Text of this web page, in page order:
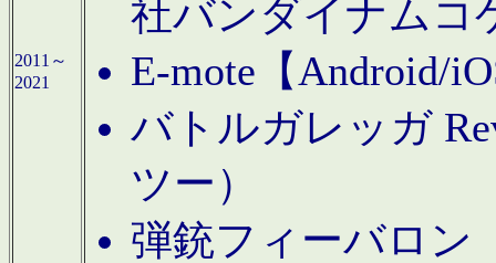
2011～
2021
社バンダイナムコ
E-mote【Android/
バトルガレッガ
ツー）
弾銃フィーバロン